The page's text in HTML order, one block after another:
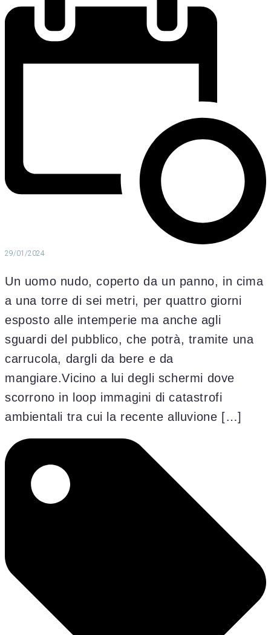
29/01/2024
Un uomo nudo, coperto da un panno, in cima
a una torre di sei metri, per quattro giorni
esposto alle intemperie ma anche agli
sguardi del pubblico, che potrà, tramite una
carrucola, dargli da bere e da
mangiare.Vicino a lui degli schermi dove
scorrono in loop immagini di catastrofi
ambientali tra cui la recente alluvione […]